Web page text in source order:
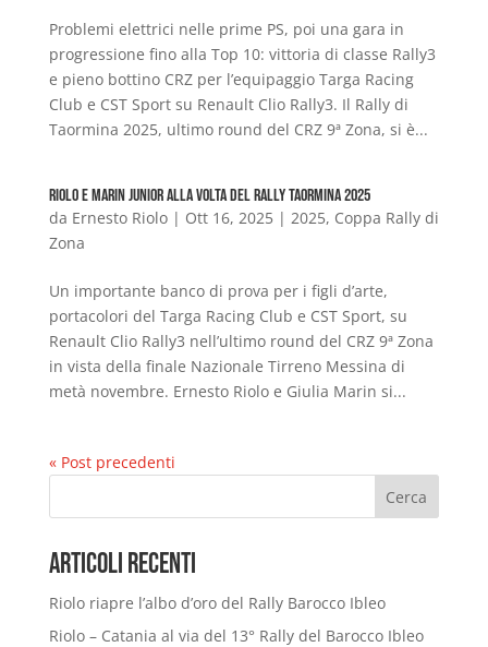
Problemi elettrici nelle prime PS, poi una gara in
progressione fino alla Top 10: vittoria di classe Rally3
e pieno bottino CRZ per l’equipaggio Targa Racing
Club e CST Sport su Renault Clio Rally3. Il Rally di
Taormina 2025, ultimo round del CRZ 9ª Zona, si è...
Riolo e Marin Junior alla volta del Rally Taormina 2025
da Ernesto Riolo| Ott 16, 2025| 2025, Coppa Rally di
Zona
Un importante banco di prova per i figli d’arte,
portacolori del Targa Racing Club e CST Sport, su
Renault Clio Rally3 nell’ultimo round del CRZ 9ª Zona
in vista della finale Nazionale Tirreno Messina di
metà novembre. Ernesto Riolo e Giulia Marin si...
« Post precedenti
Cerca
Articoli Recenti
Riolo riapre l’albo d’oro del Rally Barocco Ibleo
Riolo – Catania al via del 13° Rally del Barocco Ibleo